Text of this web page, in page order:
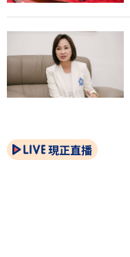
現正直播